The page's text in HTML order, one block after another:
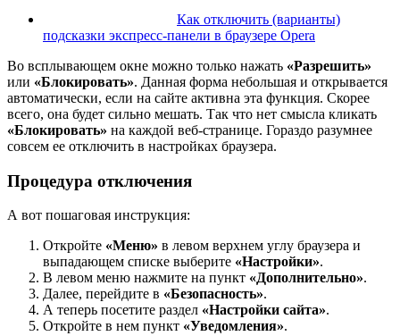
Как отключить (варианты)
подсказки экспресс-панели в браузере Opera
Во всплывающем окне можно только нажать «Разрешить»
или «Блокировать». Данная форма небольшая и открывается
автоматически, если на сайте активна эта функция. Скорее
всего, она будет сильно мешать. Так что нет смысла кликать
«Блокировать» на каждой веб-странице. Гораздо разумнее
совсем ее отключить в настройках браузера.
Процедура отключения
А вот пошаговая инструкция:
Откройте «Меню» в левом верхнем углу браузера и
выпадающем списке выберите «Настройки».
В левом меню нажмите на пункт «Дополнительно».
Далее, перейдите в «Безопасность».
А теперь посетите раздел «Настройки сайта».
Откройте в нем пункт «Уведомления».